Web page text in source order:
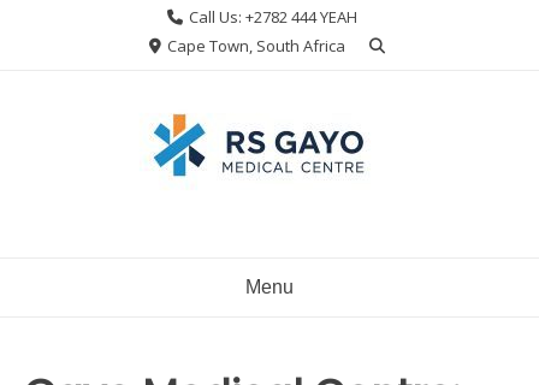
Call Us: +2782 444 YEAH
Cape Town, South Africa
Menu